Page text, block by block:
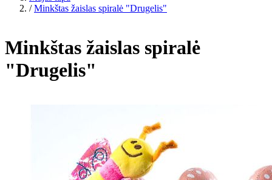
/ Minkštas žaislas spiralė "Drugelis"
Minkštas žaislas spiralė
"Drugelis"